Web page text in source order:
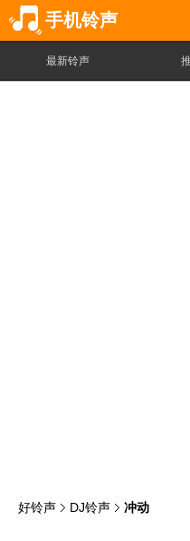
手机铃声
最新铃声
好铃声 DJ铃声 冲动